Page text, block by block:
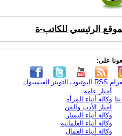
الرئيسي للكاتب-ة
على:
الفيسبوك التويتر اليوتيوب RSS
أخبار عامة
وكالة أنباء المرأة
اخبار الأدب والفن
وكالة أنباء اليسار
وكالة أنباء العلمانية
وكالة أنباء العمال